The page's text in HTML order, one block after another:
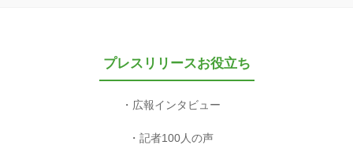
プレスリリースお役立ち
広報インタビュー
記者100人の声